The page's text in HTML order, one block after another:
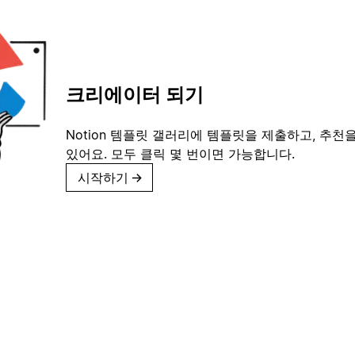
크리에이터 되기
Notion 템플릿 갤러리에 템플릿을 제출하고, 추천
있어요. 모두 클릭 몇 번이면 가능합니다.
시작하기 →